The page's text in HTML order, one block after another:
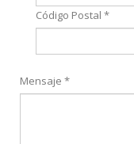
Código Postal *
Mensaje *